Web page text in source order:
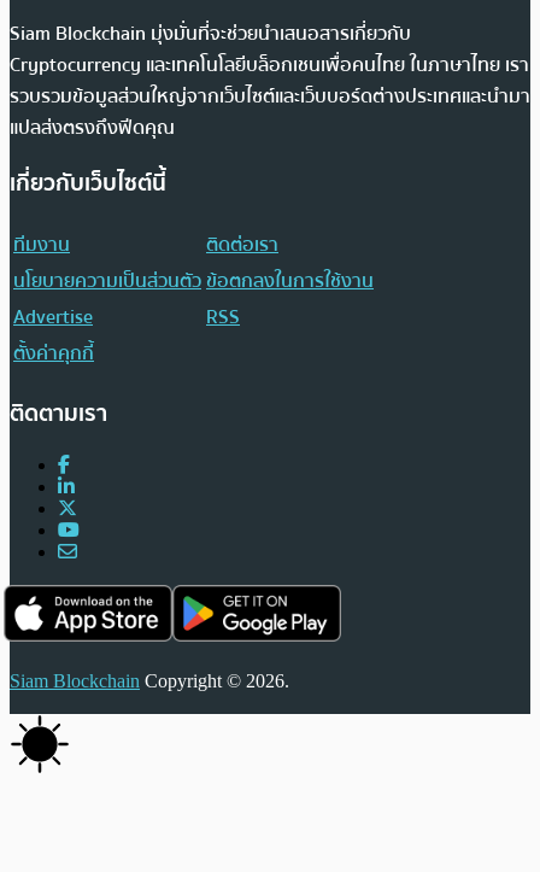
Siam Blockchain มุ่งมั่นที่จะช่วยนำเสนอสารเกี่ยวกับ
Cryptocurrency และเทคโนโลยีบล็อกเชนเพื่อคนไทย ในภาษาไทย เรา
รวบรวมข้อมูลส่วนใหญ่จากเว็บไซต์และเว็บบอร์ดต่างประเทศและนำมา
แปลส่งตรงถึงฟีดคุณ
เกี่ยวกับเว็บไซต์นี้
ทีมงาน
ติดต่อเรา
นโยบายความเป็นส่วนตัวข้อตกลงในการใช้งาน
Advertise
RSS
ตั้งค่าคุกกี้
ติดตามเรา
Siam Blockchain Copyright © 2026.